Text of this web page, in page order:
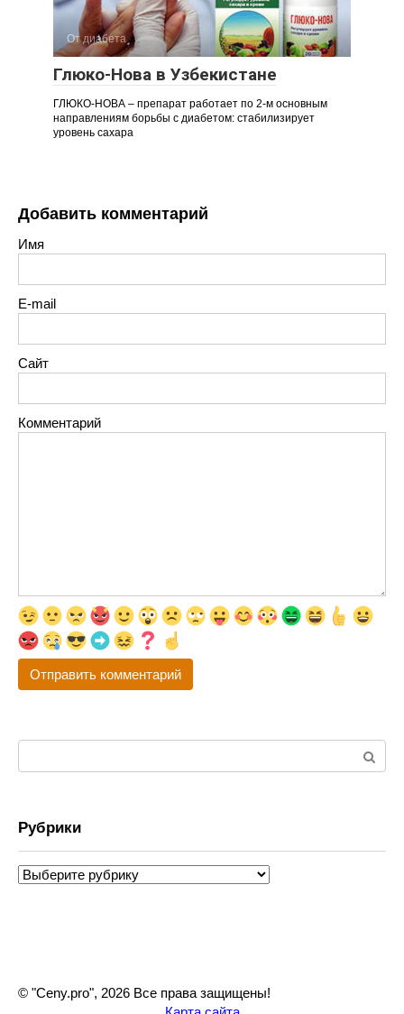
От диабета
Глюко-Нова в Узбекистане
ГЛЮКО-НОВА – препарат работает по 2-м основным
направлениям борьбы с диабетом: стабилизирует
уровень сахара
Добавить комментарий
Имя
E-mail
Сайт
Комментарий
Рубрики
Рубрики
© "Ceny.pro", 2026 Все права защищены!